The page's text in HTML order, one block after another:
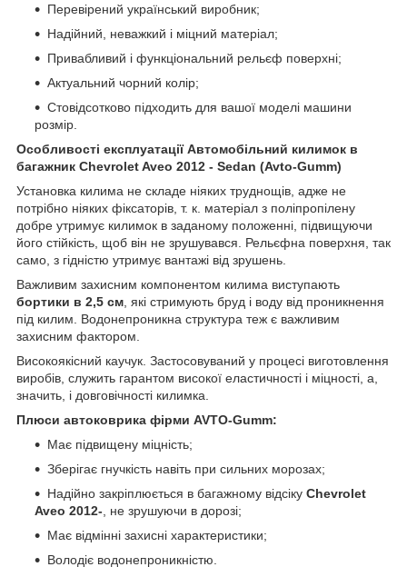
Перевірений український виробник;
Надійний, неважкий і міцний матеріал;
Привабливий і функціональний рельєф поверхні;
Актуальний чорний колір;
Стовідсотково підходить для вашої моделі машини
розмір.
Особливості експлуатаціїАвтомобільний килимок в
багажник Chevrolet Aveo 2012 - Sedan (Avto-Gumm)
Установка килима не складе ніяких труднощів, адже не
потрібно ніяких фіксаторів, т. к. матеріал з поліпропілену
добре утримує килимок в заданому положенні, підвищуючи
його стійкість, щоб він не зрушувався. Рельєфна поверхня, так
само, з гідністю утримує вантажі від зрушень.
Важливим захисним компонентом килима виступають
бортики в 2,5 см , які стримують бруд і воду від проникнення
під килим. Водонепроникна структура теж є важливим
захисним фактором.
Високоякісний каучук. Застосовуваний у процесі виготовлення
виробів, служить гарантом високої еластичності і міцності, а,
значить, і довговічності килимка.
Плюси автоковрика фірми AVTO-Gumm:
Має підвищену міцність;
Зберігає гнучкість навіть при сильних морозах;
Надійно закріплюється в багажному відсіку Chevrolet
Aveo 2012- , не зрушуючи в дорозі;
Має відмінні захисні характеристики;
Володіє водонепроникністю.